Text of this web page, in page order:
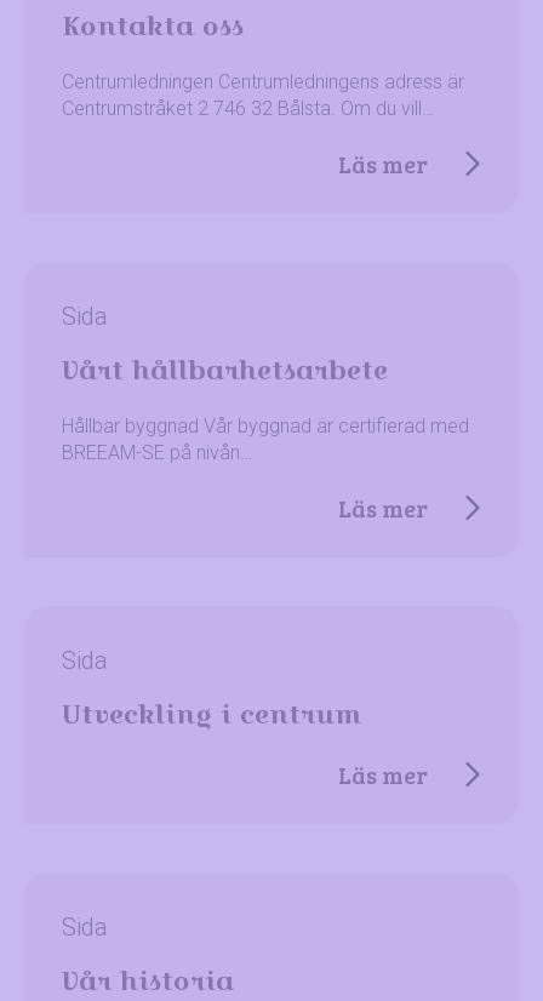
Kontakta oss
Centrumledningen Centrumledningens adress är
Centrumstråket 2 746 32 Bålsta. Om du vill…
Läs mer
Sida
Vårt hållbarhetsarbete
Hållbar byggnad Vår byggnad är certifierad med
BREEAM-SE på nivån…
Läs mer
Sida
Utveckling i centrum
Läs mer
Sida
Vår historia